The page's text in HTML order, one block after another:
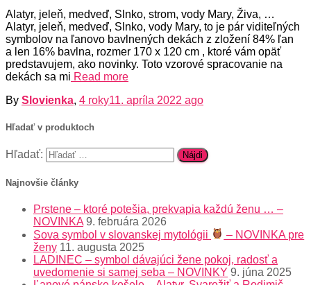
Alatyr, jeleň, medveď, Slnko, strom, vody Mary, Živa, …
Alatyr, jeleň, medveď, Slnko, vody Mary, to je pár viditeľných
symbolov na ľanovo bavlnených dekách z zložení 84% ľan
a len 16% bavlna, rozmer 170 x 120 cm , ktoré vám opäť
predstavujem, ako novinky. Toto vzorové spracovanie na
dekách sa mi Read more
By Slovienka, 4 roky11. apríla 2022 ago
Hľadať v produktoch
Hľadať:
Najnovšie články
Prstene – ktoré potešia, prekvapia každú ženu … –
NOVINKA 9. februára 2026
Sova symbol v slovanskej mytológii
– NOVINKA pre
ženy 11. augusta 2025
LADINEC – symbol dávajúci žene pokoj, radosť a
uvedomenie si samej seba – NOVINKY 9. júna 2025